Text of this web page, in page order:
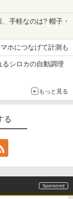
手軽なのは? 帽子・
ホにつなげて計測も
るシロカの自動調理
もっと見る
る